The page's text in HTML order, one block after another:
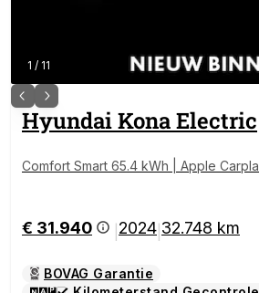
1 / 11
HyundaiKona Electric
Comfort Smart 65.4 kWh | Apple
€ 31.940 2024 32.748 km
BOVAG Garantie